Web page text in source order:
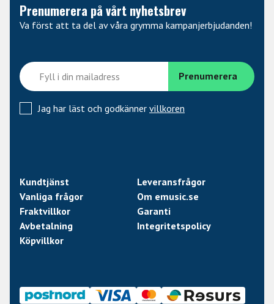
Prenumerera på vårt nyhetsbrev
Va först att ta del av våra grymma kampanjerbjudanden!
Jag har läst och godkänner villkoren
Kundtjänst
Leveransfrågor
Vanliga frågor
Om emusic.se
Fraktvillkor
Garanti
Avbetalning
Integritetspolicy
Köpvillkor